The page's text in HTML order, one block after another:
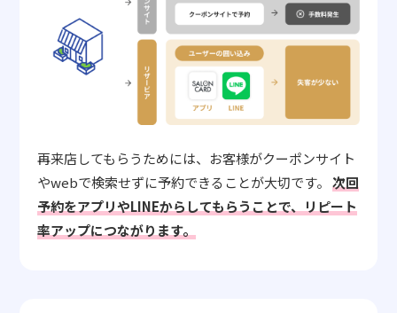
再来店してもらうためには、お客様がクーポンサイト
やwebで検索せずに予約できることが大切です。 次回
予約をアプリやLINEからしてもらうことで、リピート
率アップにつながります。